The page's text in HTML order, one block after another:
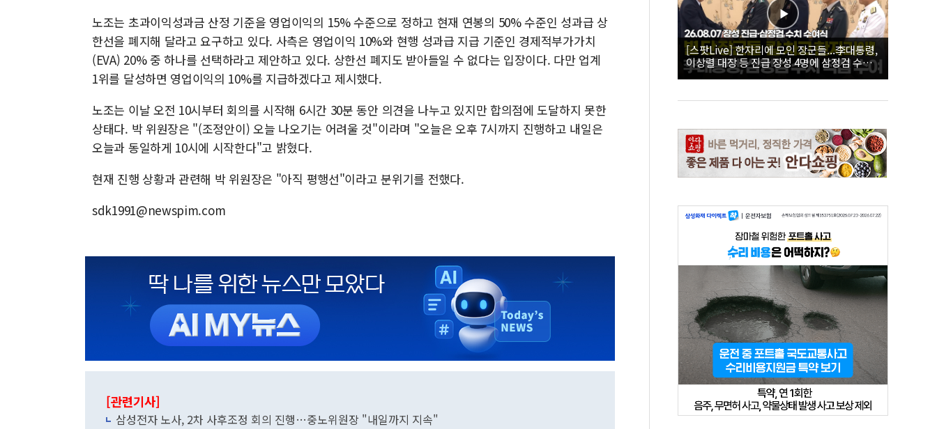
노조는 초과이익성과금 산정 기준을 영업이익의 15% 수준으로 정하고 현재 연봉의 50% 수준인 성과급 상
한선을 폐지해 달라고 요구하고 있다. 사측은 영업이익 10%와 현행 성과급 지급 기준인 경제적부가가치
(EVA) 20% 중 하나를 선택하라고 제안하고 있다. 상한선 폐지도 받아들일 수 없다는 입장이다. 다만 업계
1위를 달성하면 영업이익의 10%를 지급하겠다고 제시했다.
노조는 이날 오전 10시부터 회의를 시작해 6시간 30분 동안 의견을 나누고 있지만 합의점에 도달하지 못한
상태다. 박 위원장은 "(조정안이) 오늘 나오기는 어려울 것"이라며 "오늘은 오후 7시까지 진행하고 내일은
오늘과 동일하게 10시에 시작한다"고 밝혔다.
현재 진행 상황과 관련해 박 위원장은 "아직 평행선"이라고 분위기를 전했다.
sdk1991@newspim.com
[관련기사]
삼성전자 노사, 2차 사후조정 회의 진행…중노위원장 "내일까지 지속"
[스팟Live] 한자리에 모인 장군들...李대통령,
이상렬 대장 등 진급 장성 4명에 삼정검 수치
직접 수여｜26.08.07 장성 진급·삼정검 수치